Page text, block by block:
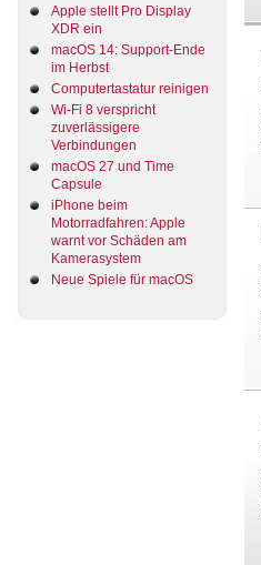
Apple stellt Pro Display
XDR ein
macOS 14: Support-Ende
im Herbst
Computertastatur reinigen
Wi-Fi 8 verspricht
zuverlässigere
Verbindungen
macOS 27 und Time
Capsule
iPhone beim
Motorradfahren: Apple
warnt vor Schäden am
Kamerasystem
Neue Spiele für macOS